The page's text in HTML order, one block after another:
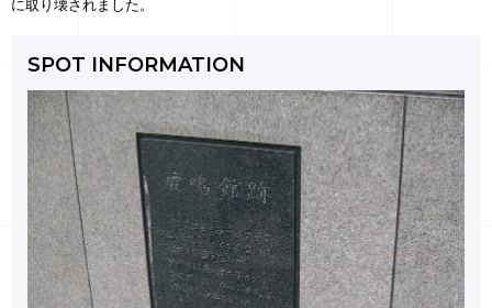
に取り壊されました。
SPOT INFORMATION